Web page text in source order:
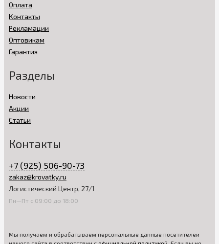
Оплата
Контакты
Рекламации
Оптовикам
Гарантия
Разделы
Новости
Акции
Статьи
Контакты
+7 (925) 506-90-73
zakaz@krovatky.ru
Логистический Центр, 27/1
Пн—Пт с 09:00 до 18:00
Мы получаем и обрабатываем персональные данные посетителей